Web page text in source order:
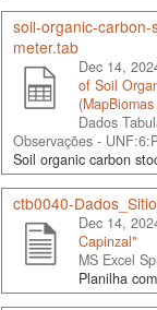
soil-organic-
meter.tab
Dec 14,
of Soil
Dados
Observações -
Soil organic carbon
ctb0040-
Dec 14,
Capinzal"
MS Excel
Planilha